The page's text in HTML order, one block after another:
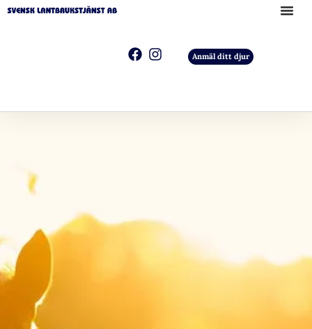
Anmäl ditt djur